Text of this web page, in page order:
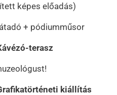
képes előadás)
+ pódiumműsor
terasz
kiállítás